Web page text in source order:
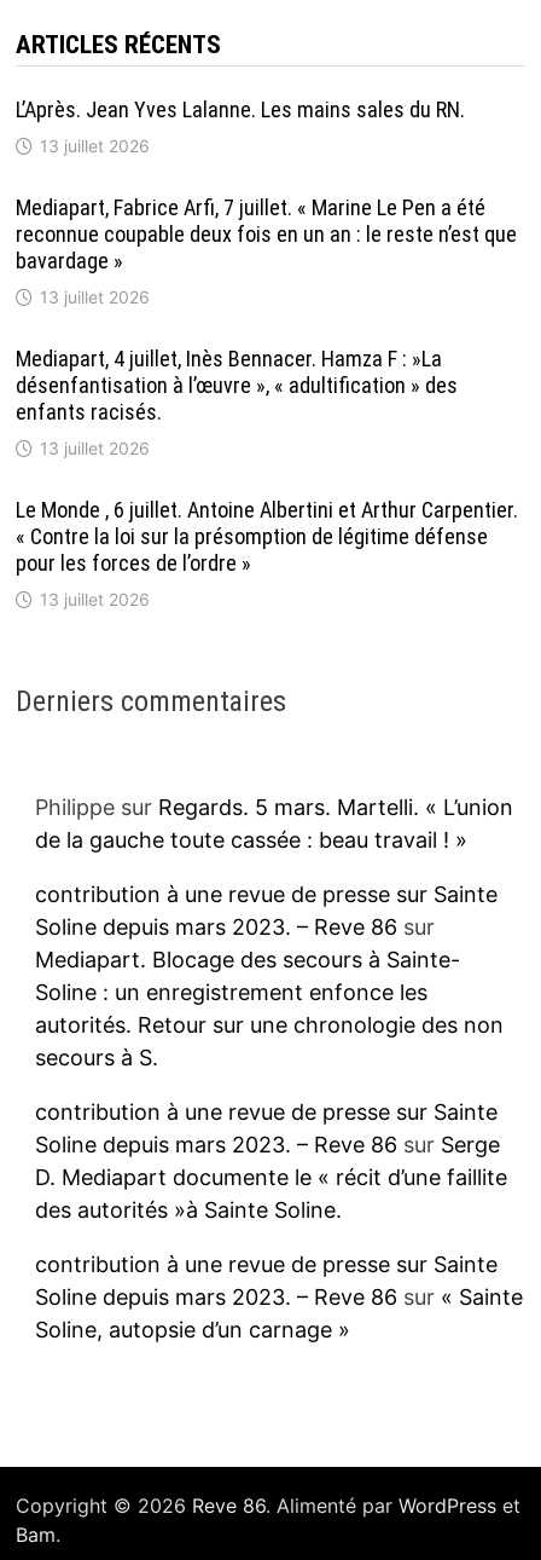
ARTICLES RÉCENTS
L’Après. Jean Yves Lalanne. Les mains sales du RN.
13 juillet 2026
Mediapart, Fabrice Arfi, 7 juillet. « Marine Le Pen a été
reconnue coupable deux fois en un an : le reste n’est que
bavardage »
13 juillet 2026
Mediapart, 4 juillet, Inès Bennacer. Hamza F : »La
désenfantisation à l’œuvre », « adultification » des
enfants racisés.
13 juillet 2026
Le Monde , 6 juillet. Antoine Albertini et Arthur Carpentier.
« Contre la loi sur la présomption de légitime défense
pour les forces de l’ordre »
13 juillet 2026
Derniers commentaires
Philippesur Regards. 5 mars. Martelli. « L’union
de la gauche toute cassée : beau travail ! »
contribution à une revue de presse sur Sainte
Soline depuis mars 2023. – Reve 86 sur
Mediapart. Blocage des secours à Sainte-
Soline : un enregistrement enfonce les
autorités. Retour sur une chronologie des non
secours à S.
contribution à une revue de presse sur Sainte
Soline depuis mars 2023. – Reve 86 sur Serge
D. Mediapart documente le « récit d’une faillite
des autorités »à Sainte Soline.
contribution à une revue de presse sur Sainte
Soline depuis mars 2023. – Reve 86 sur « Sainte
Soline, autopsie d’un carnage »
Copyright © 2026 Reve 86. Alimenté par WordPresset
Bam.